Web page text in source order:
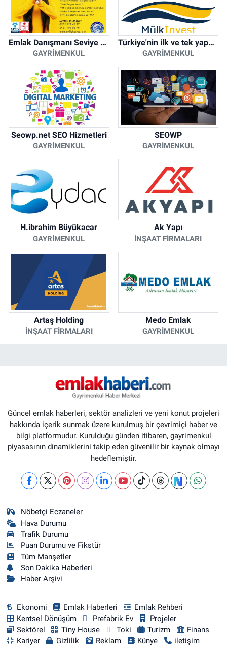
Emlak Danışmanı Seviye 5 Mesleki Yeterlilik Belgesi
GAYRIMENKUL
Türkiye'nin ilk ve tek yapay zeka destekli arsa ilan platformu
GAYRIMENKUL
Seowp.net SEO Hizmetleri
GAYRIMENKUL
SEOWP
GAYRIMENKUL
H.ibrahim Büyükacar
GAYRIMENKUL
Ak Yapı
İNŞAAT FIRMALARI
Artaş Holding
İNŞAAT FIRMALARI
Medo Emlak
GAYRIMENKUL
Güncel emlak haberleri, sektör analizleri ve yeni konut projeleri
hakkında içerik sunmak üzere kurulmuş bir çevrimiçi haber ve
bilgi platformudur. Kurulduğu günden itibaren, gayrimenkul
piyasasının dinamiklerini takip eden güvenilir bir kaynak olmayı
hedeflemiştir.
Nöbetçi Eczaneler
Hava Durumu
Trafik Durumu
Puan Durumu ve Fikstür
Tüm Manşetler
Son Dakika Haberleri
Haber Arşivi
Ekonomi Emlak Haberleri
Emlak Rehberi
Kentsel Dönüşüm
Prefabrik Ev
Projeler
Sektörel
Tiny House Toki Turizm
Finans
Kariyer
Gizlilik Reklam Künye iletişim